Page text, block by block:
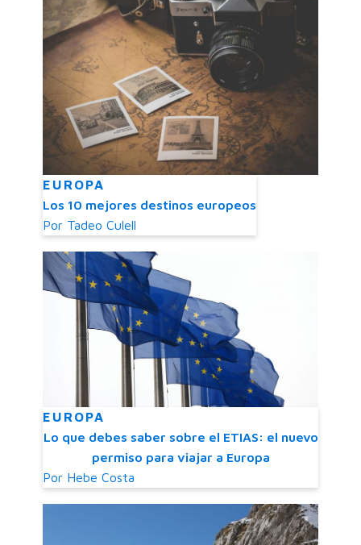
EUROPA
Los 10 mejores destinos europeos
Por Tadeo Culell
EUROPA
Lo que debes saber sobre el ETIAS: el nuevo
permiso para viajar a Europa
Por Hebe Costa